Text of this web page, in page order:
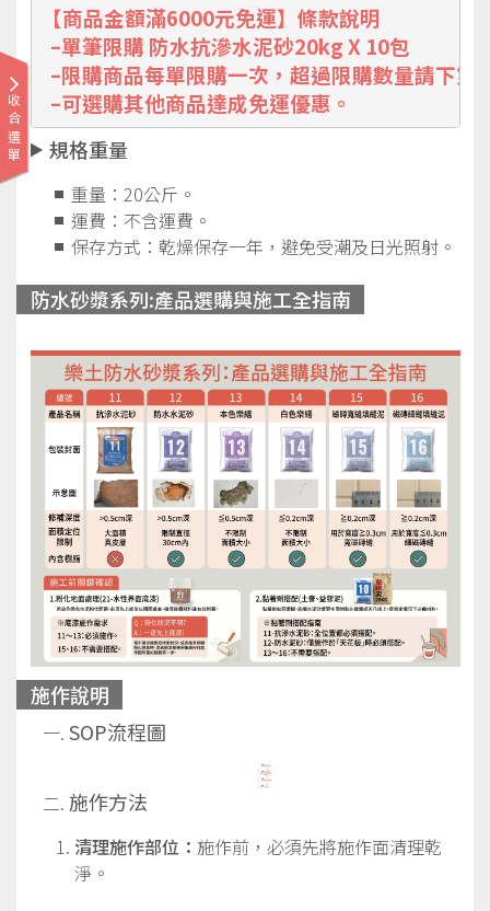
收合選單
【商品金額滿6000元免運】條款說明
  –單筆限購 防水抗滲水泥砂20kg X 10包
–限購商品每單限購一次，超過限購數量請下第
  –可選購其他商品達成免運優惠。
規格重量
重量：20公斤。
運費：不含運費。
保存方式：乾燥保存一年，避免受潮及日光照射。
防水砂漿系列:產品選購與施工全指南
施作說明
SOP流程圖
施作方法
清理施作部位： 施作前，必須先將施作面清理乾
淨。